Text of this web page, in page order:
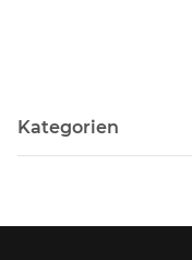
Kategorien